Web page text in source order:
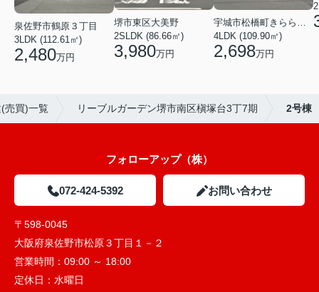
泉佐野市鶴原３丁目
3LDK (112.61㎡)
2,480万円
堺市東区大美野
2SLDK (86.66㎡)
3,980万円
宇城市松橋町きらら３丁目
4LDK (109.90㎡)
2,698万円
売買)一覧 リーブルガーデン堺市南区槇塚台3丁7期 2号棟
フォローアップ（株）
072-424-5392 お問い合わせ
〒598-0045
大阪府泉佐野市松原３丁目１－２
営業時間： 09:00 ～ 18:00
定休日： 水曜日